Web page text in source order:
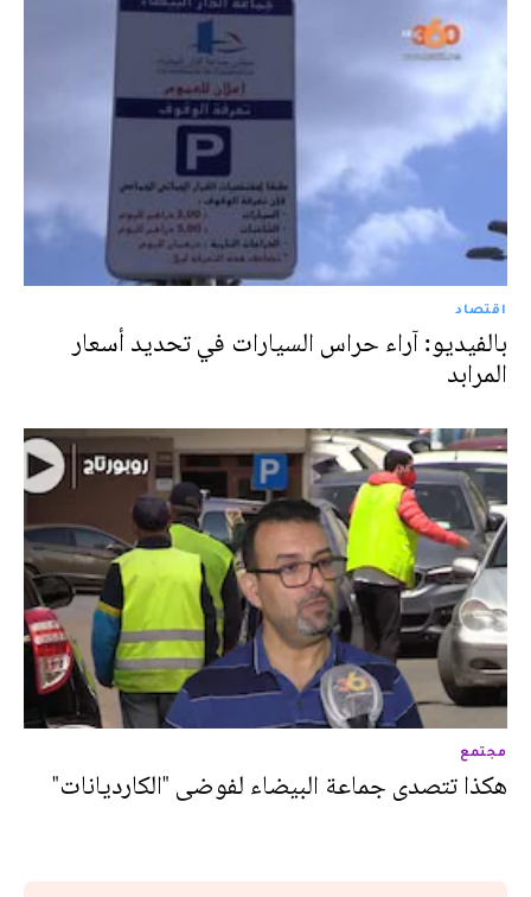
اقتصاد
بالفيديو: آراء حراس السيارات في تحديد أسعار
المرابد
مجتمع
هكذا تتصدى جماعة البيضاء لفوضى "الكارديانات"